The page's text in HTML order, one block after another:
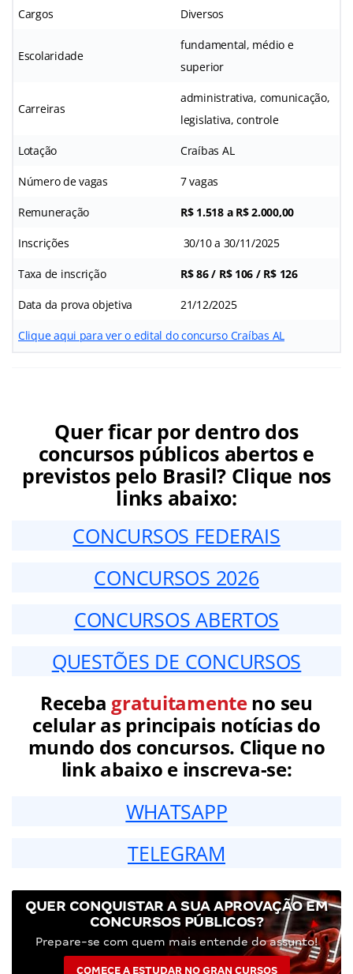
Cargos Diversos
Escolaridade
fundamental, médio e
superior
Carreiras
administrativa, comunicação,
legislativa, controle
Lotação Craíbas AL
Número de vagas 7 vagas
Remuneração R$ 1.518 a R$2.000,00
Inscrições 30/10 a 30/11/2025
Taxa de inscrição R$ 86 / R$ 106 / R$ 126
Data da prova objetiva 21/12/2025
Clique aqui para ver o edital do concurso Craíbas AL
Quer ficar por dentro dos
concursos públicos abertos e
previstos pelo Brasil? Clique nos
links abaixo:
CONCURSOS FEDERAIS
CONCURSOS 2026
CONCURSOS ABERTOS
QUESTÕES DE CONCURSOS
Receba gratuitamenteno seu
celular as principais notícias do
mundo dos concursos. Clique no
link abaixo e inscreva-se:
WHATSAPP
TELEGRAM
QUER CONQUISTAR A SUA APROVAÇÃO EM
CONCURSOS PÚBLICOS?
Prepare-se com quem mais entende do assunto!
COMECE A ESTUDAR NO GRAN CURSOS